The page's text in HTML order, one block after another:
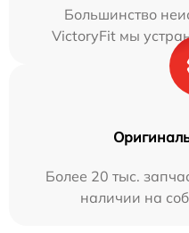
Большинство
VictoryFit мы
Более 20 тыс.
наличии на